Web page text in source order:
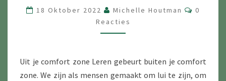
DEEL
1
18 Oktober 2022 Michelle Houtman
0
Reacties
Uit je comfort zone Leren gebeurt buiten je comfort
zone. We zijn als mensen gemaakt om lui te zijn, om